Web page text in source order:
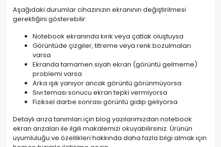
Aşağıdaki durumlar cihazınızın ekranının değiştirilmesi
gerektiğini gösterebilir:
Notebook ekranında kırık veya çatlak oluştuysa
Görüntüde çizgiler, titreme veya renk bozulmaları
varsa
Ekranda tamamen siyah ekran (görüntü gelmeme)
problemi varsa
Arka ışık yanıyor ancak görüntü görünmüyorsa
Sıvı teması sonucu ekran tepki vermiyorsa
Fiziksel darbe sonrası görüntü gidip geliyorsa
Detaylı arıza tanımları için blog yazılarımızdan notebook
ekran arızaları ile ilgili makalemizi okuyabilirsiniz. Ürünün
uyumluluğu ve özellikleri hakkında daha fazla bilgi almak için